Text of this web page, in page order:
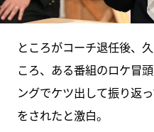
ところがコーチ退任後、
ころ、ある番組のロケ冒
ングでケツ出して振り返
をされたと激白。